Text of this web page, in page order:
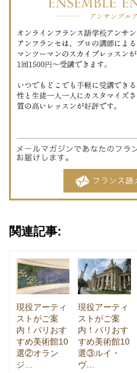
関連記事:
現役アーティ
ストがご案
内！パリおす
すめ美術館10
選②オラン
ジ…
現役アーティ
ストがご案
内！パリおす
すめ美術館10
選③ルイ・
ヴ…